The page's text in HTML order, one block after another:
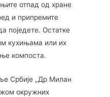
отпад од хране
и припремите
поједете. Остатке
кухињама или их
компоста.
Србије „Др Милан
окружних